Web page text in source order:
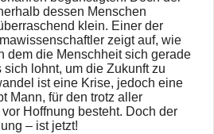
dessen Menschen
klein. Einer der
zeigt auf, wie
dem die Menschheit sich gerade
sich lohnt, um die Zukunft zu
ist eine Krise, jedoch eine
Mann, für den trotz aller
Hoffnung besteht. Doch der
– ist jetzt!